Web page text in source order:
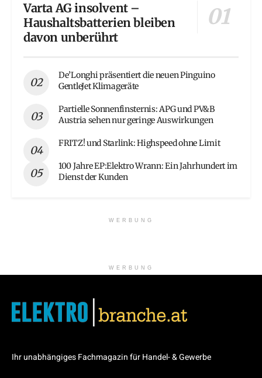
Varta AG insolvent –
Haushaltsbatterien bleiben
davon unberührt
De’Longhi präsentiert die neuen Pinguino
GentleJet Klimageräte
Partielle Sonnenfinsternis: APG und PV&B
Austria sehen nur geringe Auswirkungen
FRITZ! und Starlink: Highspeed ohne Limit
100 Jahre EP:Elektro Wrann: Ein Jahrhundert im
Dienst der Kunden
WERBUNG
WERBUNG
Ihr unabhängiges Fachmagazin für Handel- & Gewerbe